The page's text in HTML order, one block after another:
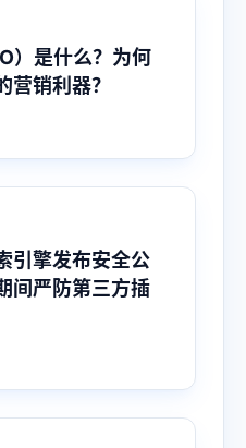
）是什么？为何
营销利器？
引擎发布安全公
间严防第三方插